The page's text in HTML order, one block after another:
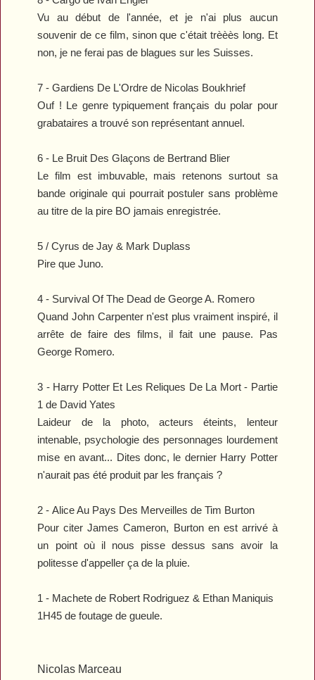
Vu au début de l'année, et je n'ai plus aucun
souvenir de ce film, sinon que c'était trèèès long. Et
non, je ne ferai pas de blagues sur les Suisses.
7 -Gardiens De L'Ordrede Nicolas Boukhrief
Ouf ! Le genre typiquement français du polar pour
grabataires a trouvé son représentant annuel.
6 - Le Bruit Des Glaçonsde Bertrand Blier
Le film est imbuvable, mais retenons surtout sa
bande originale qui pourrait postuler sans problème
au titre de la pire BO jamais enregistrée.
5 /CyrusdeJay & Mark Duplass
Pire queJuno.
4 - Survival Of The Deadde George A. Romero
Quand John Carpenter n'est plus vraiment inspiré, il
arrête de faire des films, il fait une pause. Pas
George Romero.
3 - Harry Potter Et Les Reliques De La Mort - Partie
1de David Yates
Laideur de la photo, acteurs éteints, lenteur
intenable, psychologie des personnages lourdement
mise en avant... Dites donc, le dernier Harry Potter
n'aurait pas été produit par les français ?
2 -Alice Au Pays Des Merveillesde Tim Burton
Pour citer James Cameron, Burton en est arrivé à
un point où il nous pisse dessus sans avoir la
politesse d'appeller ça de la pluie.
1 - Machetede Robert Rodriguez& Ethan Maniquis
1H45 de foutage de gueule.
Nicolas Marceau